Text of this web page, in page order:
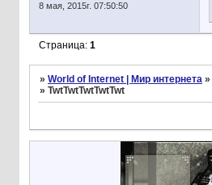
8 мая, 2015г. 07:50:50
Страница: 1
» World of Internet | Мир интернета »
» TwtTwtTwtTwtTwt